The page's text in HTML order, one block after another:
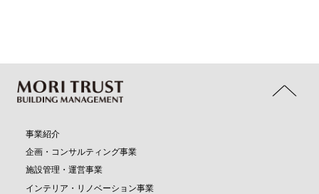
事業紹介
企画・コンサルティング事業
施設管理・運営事業
インテリア・リノベーション事業